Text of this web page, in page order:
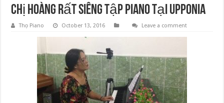
Chị Hoàng Rất Siêng Tập Piano Tại Upponia
Thọ Piano October 13, 2016 Leave a comment